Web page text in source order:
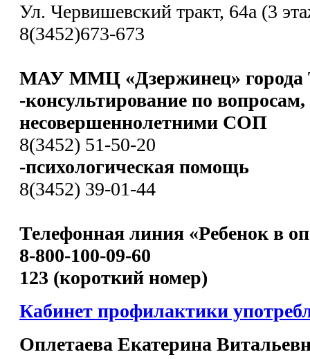
Ул. Червишевский тракт, 64а (3
8(3452)673-673
МАУ ММЦ «Дзержинец» города
-консультирование по
несовершеннолетними СОП
8(3452) 51-50-20
-психологическая помощь
8(3452) 39-01-44
Телефонная линия «Ребенок в
8-800-100-09-60
123 (короткий номер)
Кабинет профилактики
Оплетаева Екатерина